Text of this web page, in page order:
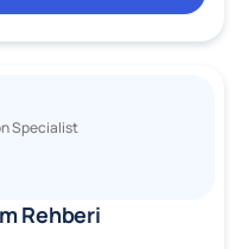
Specialist
Rehberi